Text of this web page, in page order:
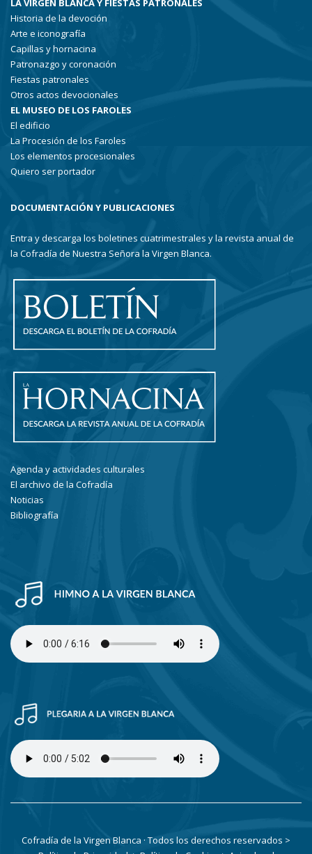
LA VIRGEN BLANCA Y FIESTAS PATRONALES
Historia de la devoción
Arte e iconografía
Capillas y hornacina
Patronazgo y coronación
Fiestas patronales
Otros actos devocionales
EL MUSEO DE LOS FAROLES
El edificio
La Procesión de los Faroles
Los elementos procesionales
Quiero ser portador
DOCUMENTACIÓN Y PUBLICACIONES
Entra y descarga los boletines cuatrimestrales y la revista anual de
la Cofradía de Nuestra Señora la Virgen Blanca.
Agenda y actividades culturales
El archivo de la Cofradía
Noticias
Bibliografía
Cofradía de la Virgen Blanca · Todos los derechos reservados >